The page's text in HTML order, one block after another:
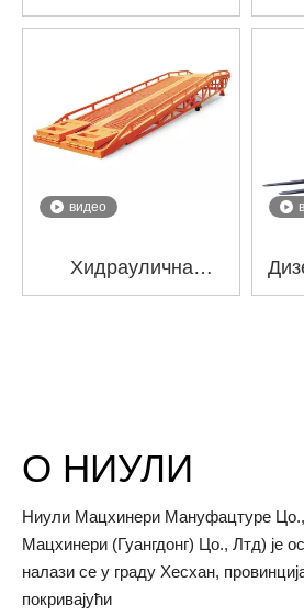
слагач ЦТКБ
видео
Хидраулична
покретна рампа за
О НИУЛИ
Ниули Мацхинери Мануфацтуре
Мацхинери (Гуангдонг) Цо., Лтд) је
налази се у граду Хесхан,
покривајући